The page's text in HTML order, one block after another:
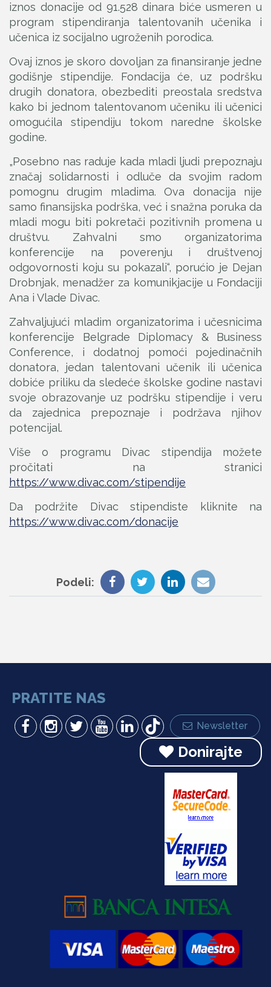
iznos donacije od 91.528 dinara biće usmeren u
program stipendiranja talentovanih učenika i
učenica iz socijalno ugroženih porodica.
Ovaj iznos je skoro dovoljan za finansiranje jedne
godišnje stipendije. Fondacija će, uz podršku
drugih donatora, obezbediti preostala sredstva
kako bi jednom talentovanom učeniku ili učenici
omogućila stipendiju tokom naredne školske
godine.
„Posebno nas raduje kada mladi ljudi prepoznaju
značaj solidarnosti i odluče da svojim radom
pomognu drugim mladima. Ova donacija nije
samo finansijska podrška, već i snažna poruka da
mladi mogu biti pokretači pozitivnih promena u
društvu. Zahvalni smo organizatorima
konferencije na poverenju i društvenoj
odgovornosti koju su pokazali“, porućio je Dejan
Drobnjak, menadžer za komunikjacije u Fondaciji
Ana i Vlade Divac.
Zahvaljujući mladim organizatorima i učesnicima
konferencije Belgrade Diplomacy & Business
Conference, i dodatnoj pomoći pojedinačnih
donatora, jedan talentovani učenik ili učenica
dobiće priliku da sledeće školske godine nastavi
svoje obrazovanje uz podršku stipendije i veru
da zajednica prepoznaje i podržava njihov
potencijal.
Više o programu Divac stipendija možete
pročitati na stranici
https://www.divac.com/stipendije
Da podržite Divac stipendiste kliknite na
https://www.divac.com/donacije
Podeli:
PRATITE NAS
Newsletter
Donirajte